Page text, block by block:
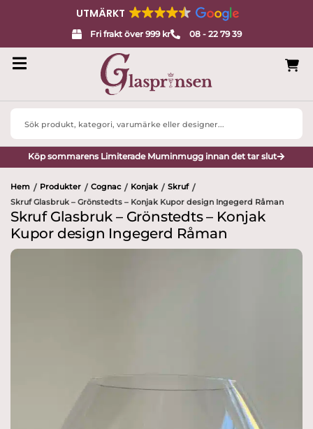
UTMÄRKT
Fri frakt över 999 kr 08 - 22 79 39
Search
Köp sommarens Limiterade Muminmugg innan det tar slut
Hem / Produkter / Cognac / Konjak / Skruf /
Skruf Glasbruk – Grönstedts – Konjak Kupor design Ingegerd Råman
Skruf Glasbruk – Grönstedts – Konjak
Kupor design Ingegerd Råman